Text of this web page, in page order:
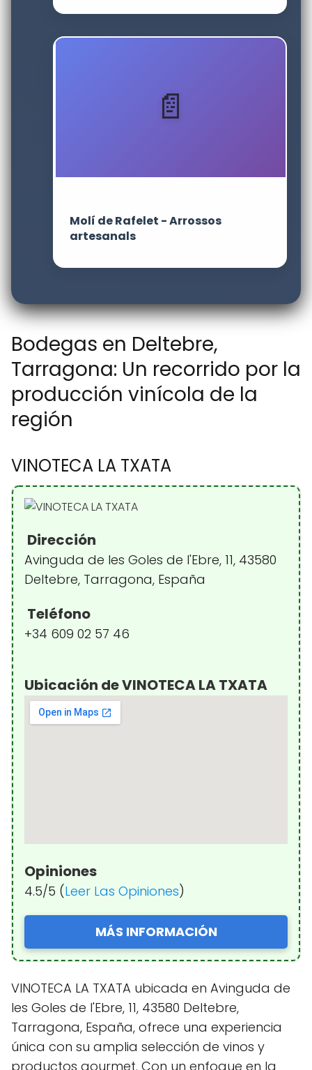
Molí de Rafelet - Arrossos
artesanals
Bodegas en Deltebre,
Tarragona: Un recorrido por la
producción vinícola de la
región
VINOTECA LA TXATA
Dirección
Avinguda de les Goles de l'Ebre, 11, 43580
Deltebre, Tarragona, España
Teléfono
+34 609 02 57 46
Ubicación de VINOTECA LA TXATA
Opiniones
4.5/5 (Leer Las Opiniones)
MÁS INFORMACIÓN
VINOTECA LA TXATA ubicada en Avinguda de
les Goles de l'Ebre, 11, 43580 Deltebre,
Tarragona, España, ofrece una experiencia
única con su amplia selección de vinos y
productos gourmet. Con un enfoque en la